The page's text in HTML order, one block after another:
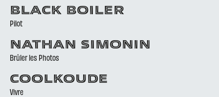
BLACK BOILER
Pilot
NATHAN SIMONIN
Brûler les Photos
COOLKOUDE
Vivre